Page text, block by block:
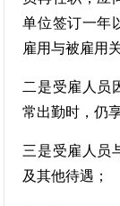
单位签订一年
雇用与被雇用
二是受雇人员
常出勤时，仍
三是受雇人员
及其他待遇；